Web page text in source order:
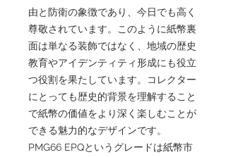
由と防衛の象徴であり、今日でも高く
尊敬されています。このように紙幣裏
面は単なる装飾ではなく、地域の歴史
教育やアイデンティティ形成にも役立
つ役割を果たしています。コレクター
にとっても歴史的背景を理解すること
で紙幣の価値をより深く楽しむことが
できる魅力的なデザインです。
PMG66 EPQというグレードは紙幣市